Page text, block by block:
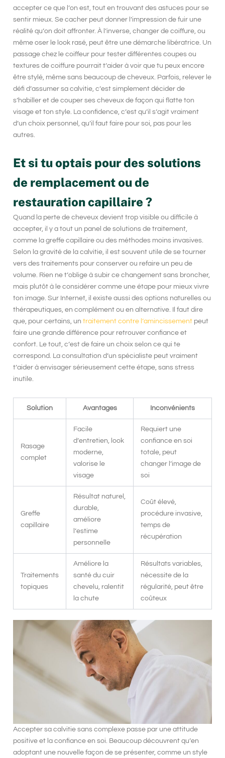
accepter ce que l’on est, tout en trouvant des astuces pour se
sentir mieux. Se cacher peut donner l’impression de fuir une
réalité qu’on doit affronter. À l’inverse, changer de coiffure, ou
même oser le look rasé, peut être une démarche libératrice. Un
passage chez le coiffeur pour tester différentes coupes ou
textures de coiffure pourrait t’aider à voir que tu peux encore
être stylé, même sans beaucoup de cheveux. Parfois, relever le
défi d’assumer sa calvitie, c’est simplement décider de
s’habiller et de couper ses cheveux de façon qui flatte ton
visage et ton style. La confidence, c’est qu’il s’agit vraiment
d’un choix personnel, qu’il faut faire pour soi, pas pour les
autres.
Et si tu optais pour des solutions
de remplacement ou de
restauration capillaire ?
Quand la perte de cheveux devient trop visible ou difficile à
accepter, il y a tout un panel de solutions de traitement,
comme la greffe capillaire ou des méthodes moins invasives.
Selon la gravité de la calvitie, il est souvent utile de se tourner
vers des traitements pour conserver ou refaire un peu de
volume. Rien ne t’oblige à subir ce changement sans broncher,
mais plutôt à le considérer comme une étape pour mieux vivre
ton image. Sur Internet, il existe aussi des options naturelles ou
thérapeutiques, en complément ou en alternative. Il faut dire
que, pour certains, un traitement contre l’amincissement peut
faire une grande différence pour retrouver confiance et
confort. Le tout, c’est de faire un choix selon ce qui te
correspond. La consultation d’un spécialiste peut vraiment
t’aider à envisager sérieusement cette étape, sans stress
inutile.
Solution Avantages Inconvénients
Rasage
complet
Facile
d’entretien, look
moderne,
valorise le
visage
Requiert une
confiance en soi
totale, peut
changer l’image de
soi
Greffe
capillaire
Résultat naturel,
durable,
améliore
l’estime
personnelle
Coût élevé,
procédure invasive,
temps de
récupération
Traitements
topiques
Améliore la
santé du cuir
chevelu, ralentit
la chute
Résultats variables,
nécessite de la
régularité, peut être
coûteux
Accepter sa calvitie sans complexe passe par une attitude
positive et la confiance en soi. Beaucoup découvrent qu’en
adoptant une nouvelle façon de se présenter, comme un style